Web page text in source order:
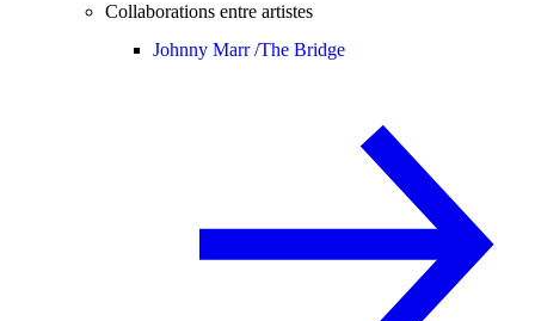
Collaborations entre artistes
Johnny Marr /The Bridge